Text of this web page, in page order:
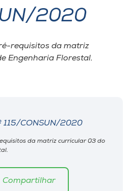
2020
requisitos da matriz
Engenharia Florestal.
115/CONSUN/2020
da matriz curricular 03 do
Compartilhar